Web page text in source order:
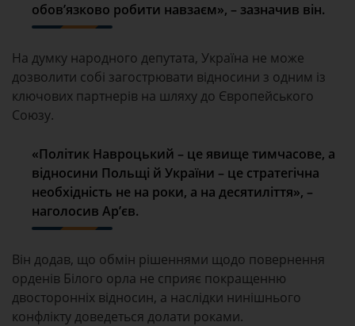
обов’язково робити навзаєм», – зазначив він.
На думку народного депутата, Україна не може
дозволити собі загострювати відносини з одним із
ключових партнерів на шляху до Європейського
Союзу.
«Політик Навроцький – це явище тимчасове, а
відносини Польщі й України – це стратегічна
необхідність не на роки, а на десятиліття», –
наголосив Ар’єв.
Він додав, що обмін рішеннями щодо повернення
орденів Білого орла не сприяє покращенню
двосторонніх відносин, а наслідки нинішнього
конфлікту доведеться долати роками.